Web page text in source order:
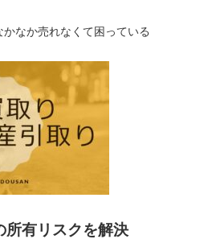
かなか売れなくて困っている
所有リスクを解決